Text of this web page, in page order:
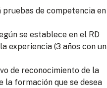
de competencia en
se establece en el RD
experiencia (3 años con un
de reconocimiento de la
la formación que se desea